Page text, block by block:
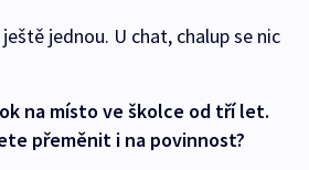
jednou. U chat, chalup se nic
na místo ve školce od tří let.
přeměnit i na povinnost?